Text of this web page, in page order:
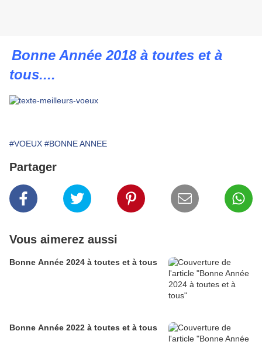
Bonne Année 2018 à toutes et à
tous....
#VOEUX #BONNE ANNEE
Partager
Vous aimerez aussi
Bonne Année 2024 à toutes et à tous
Bonne Année 2022 à toutes et à tous